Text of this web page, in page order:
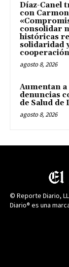
Díaz-Canel
con
consolidar
históricas
solidaridad
agosto 8, 2026
Aumentan a
denuncias
de Salud de
agosto 8, 2026
© Reporte Diario,
Diario® es una